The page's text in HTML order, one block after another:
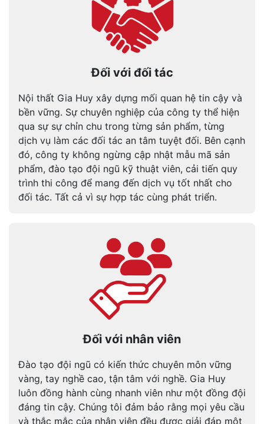
Đối với đối tác
Nội thất Gia Huy xây dựng mối quan hệ tin cậy và
bền vững. Sự chuyên nghiệp của công ty thể hiện
qua sự sự chỉn chu trong từng sản phẩm, từng
dịch vụ làm các đối tác an tâm tuyệt đối. Bên cạnh
đó, công ty không ngừng cập nhật mẫu mã sản
phẩm, đào tạo đội ngũ kỹ thuật viên, cải tiến quy
trình thi công để mang đến dịch vụ tốt nhất cho
đối tác. Tất cả vì sự hợp tác cùng phát triển.
Đối với nhân viên
Đào tạo đội ngũ có kiến thức chuyên môn vững
vàng, tay nghề cao, tận tâm với nghề. Gia Huy
luôn đồng hành cùng nhanh viên như một đồng đội
đáng tin cậy. Chúng tôi đảm bảo rằng mọi yêu cầu
và thắc mắc của nhân viên đều được giải đáp một